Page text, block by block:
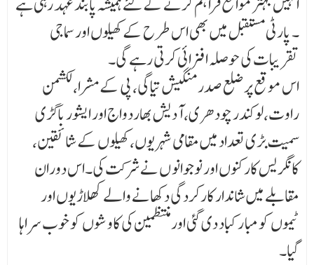
۔ پارٹی مستقبل میں بھی اس طرح کے کھیلوں اور سماجی
تقریبات کی حوصلہ افزائی کرتی رہے گی۔
اس موقع پرضلع صدر منگیش تیاگی، پی کے مشرا، لکشمن
راوت،لوکندر چودھری، آدیش بھاردواج اور ایشور باگڑی
سمیت بڑی تعداد میں مقامی شہریوں، کھیلوں کے شائقین،
کانگریس کارکنوں اور نوجوانو ں نے شرکت کی۔اس دوران
مقابلے میں شاندار کارکردگی دکھانے والے کھلاڑیوں اور
ٹیموں کو مبا ر کباد دی گئی اور منتظمین کی کاوشوں کو خوب سراہا
گیا۔